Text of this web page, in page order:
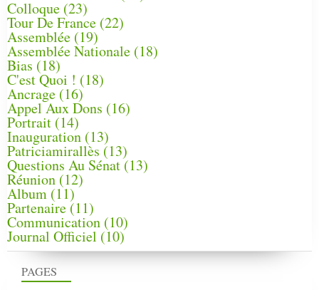
PAGES
Colloque (23)
Tour De France (22)
Assemblée (19)
Assemblée Nationale (18)
Bias (18)
C'est Quoi ! (18)
Ancrage (16)
Appel Aux Dons (16)
Portrait (14)
Inauguration (13)
Patriciamirallès (13)
Questions Au Sénat(13)
Réunion (12)
Album (11)
Partenaire(11)
Communication (10)
Journal Officiel (10)